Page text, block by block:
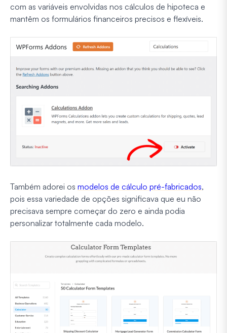
com as variáveis envolvidas nos cálculos de hipoteca e
mantêm os formulários financeiros precisos e flexíveis.
Também adorei os modelos de cálculo pré-fabricados,
pois essa variedade de opções significava que eu não
precisava sempre começar do zero e ainda podia
personalizar totalmente cada modelo.